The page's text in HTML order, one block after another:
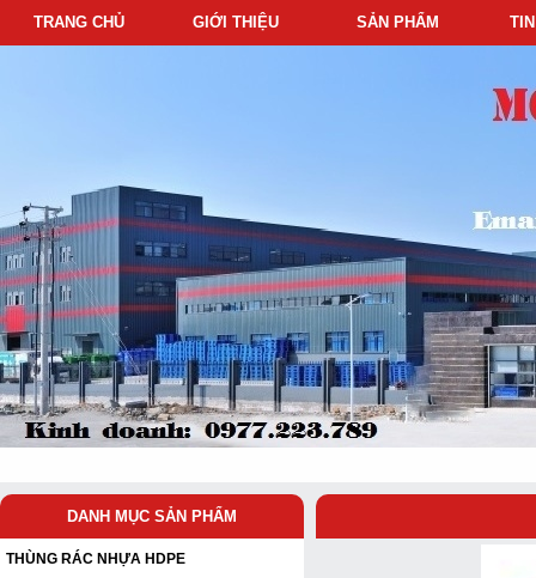
TRANG CHỦ GIỚI THIỆU SẢN PHẨM
DANH MỤC SẢN PHẨM
THÙNG RÁC NHỰA HDPE